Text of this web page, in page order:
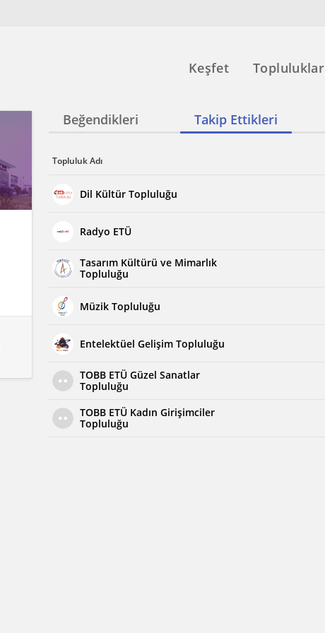
Keşfet Topluluklar
Beğendikleri Takip Ettikleri
Topluluk Adı
Dil Kültür Topluluğu
Radyo ETÜ
Tasarım Kültürü ve Mimarlık
Topluluğu
Müzik Topluluğu
Entelektüel Gelişim Topluluğu
TOBB ETÜ Güzel Sanatlar
Topluluğu
TOBB ETÜ Kadın Girişimciler
Topluluğu